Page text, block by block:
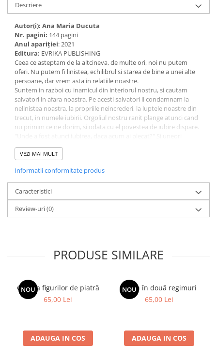
Descriere
Autor(i): Ana Maria Ducuta
Nr. pagini: 144 pagini
Anul apariţiei: 2021
Editura: EVRIKA PUBLISHING
Ceea ce asteptam de la altcineva, de multe ori, noi nu putem
oferi. Nu putem fi linistea, echilibrul si starea de bine a unei alte
persoane, dar vrem asta in relatiile noastre.
Suntem in razboi cu inamicul din interiorul nostru, si cautam
salvatori in afara noastra. Pe acesti salvatori ii condamnam la
nelinistea noastra, la propriile neincrederi, la luptele noastre din
trecut, in numele iubirii. Orgoliul nostru ranit plange atunci cand
nu primim ce ne dorim, si odata cu el povestea de iubire dispare.
raspunsul e ca a plecat nu de langa tine, ci de langa orgoliul tau,
care va inghitea pe amandoi.
cu adevarat, care simt, care cred, care invata permanent despre ei
si ceilalti.
Daca hranim ego-ul si il aparam de adevar cu pretul propriei
identitati, ne trezim ca am otravit nu doar iubirea, ci tot ceea ce
ne usureaza, bucura si ghideaza existenta: sufletul nostru.
VEZI MAI MULT
Informatii conformitate produs
Caracteristici
Review-uri(0)
PRODUSE SIMILARE
NOU
Galeria figurilor de piatră
65,00 Lei
ADAUGA IN COS
NOU
Spion în două regimuri
65,00 Lei
ADAUGA IN COS